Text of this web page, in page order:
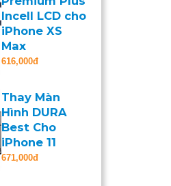
Incell LCD cho
iPhone XS
Max
616,000đ
Thay Màn
Hình DURA
Best Cho
iPhone 11
671,000đ